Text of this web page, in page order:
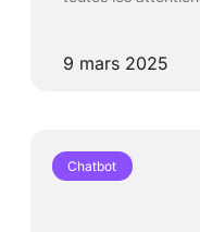
9 mars 2025
Chatbot